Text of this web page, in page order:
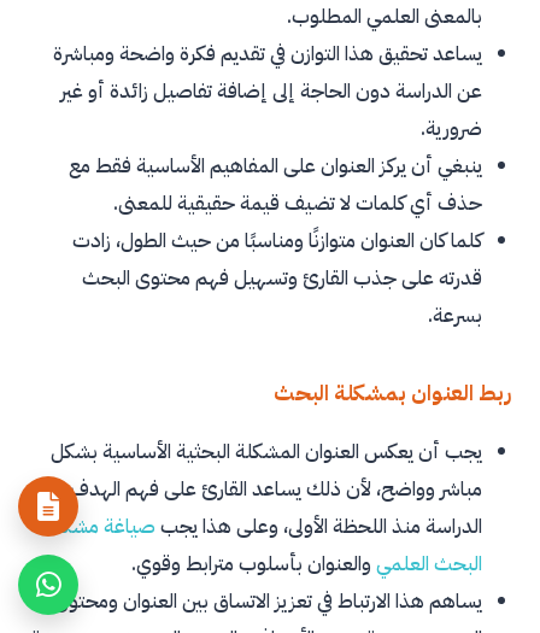
بالمعنى العلمي المطلوب.
يساعد تحقيق هذا التوازن في تقديم فكرة واضحة ومباشرة
عن الدراسة دون الحاجة إلى إضافة تفاصيل زائدة أو غير
ضرورية.
ينبغي أن يركز العنوان على المفاهيم الأساسية فقط مع
حذف أي كلمات لا تضيف قيمة حقيقية للمعنى.
كلما كان العنوان متوازنًا ومناسبًا من حيث الطول، زادت
قدرته على جذب القارئ وتسهيل فهم محتوى البحث
بسرعة.
ربط العنوان بمشكلة البحث
يجب أن يعكس العنوان المشكلة البحثية الأساسية بشكل
مباشر وواضح، لأن ذلك يساعد القارئ على فهم الهدف من
الدراسة منذ اللحظة الأولى، وعلى هذا يجب صياغة مشكلة
البحث العلمي والعنوان بأسلوب مترابط وقوي.
يساهم هذا الارتباط في تعزيز الاتساق بين العنوان ومحتوى